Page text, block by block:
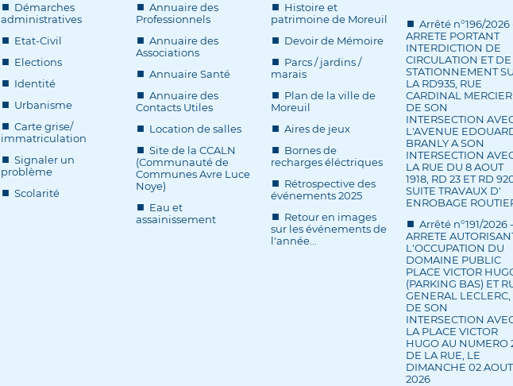
Démarches
administratives
Etat-Civil
Elections
Identité
Urbanisme
Carte grise/
immatriculation
Signaler un
problème
Scolarité
Annuaire des
Professionnels
Annuaire des
Associations
Annuaire Santé
Annuaire des
Contacts Utiles
Location de salles
Site de la CCALN
(Communauté de
Communes Avre Luce
Noye)
Eau et
assainissement
Histoire et
patrimoine de Moreuil
Devoir de Mémoire
Parcs / jardins /
marais
Plan de la ville de
Moreuil
Aires de jeux
Bornes de
recharges éléctriques
Rétrospective des
événements 2025
Retour en images
sur les événements de
l'année...
Arrêté n°196/2026
ARRETE PORTANT
INTERDICTION DE
CIRCULATION ET DE
STATIONNEMENT
LA RD935, RUE
CARDINAL MERCIER
DE SON
INTERSECTION
L'AVENUE
BRANLY A SON
INTERSECTION
LA RUE DU 8 AOUT
1918, RD 23 ET RD
SUITE TRAVAUX D'
ENROBAGE
Arrêté n°191/2026 -
ARRETE
L'OCCUPATION DU
DOMAINE PUBLIC
PLACE VICTOR
(PARKING BAS) ET
GENERAL LECLERC,
DE SON
INTERSECTION
LA PLACE VICTOR
HUGO AU NUMERO
DE LA RUE, LE
DIMANCHE 02 AOUT
2026